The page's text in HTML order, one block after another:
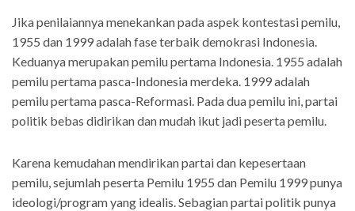
Jika penilaiannya menekankan pada aspek kontestasi pemilu,
1955 dan 1999 adalah fase terbaik demokrasi Indonesia.
Keduanya merupakan pemilu pertama Indonesia. 1955 adalah
pemilu pertama pasca-Indonesia merdeka. 1999 adalah
pemilu pertama pasca-Reformasi. Pada dua pemilu ini, partai
politik bebas didirikan dan mudah ikut jadi peserta pemilu.
Karena kemudahan mendirikan partai dan kepesertaan
pemilu, sejumlah peserta Pemilu 1955 dan Pemilu 1999 punya
ideologi/program yang idealis. Sebagian partai politik punya